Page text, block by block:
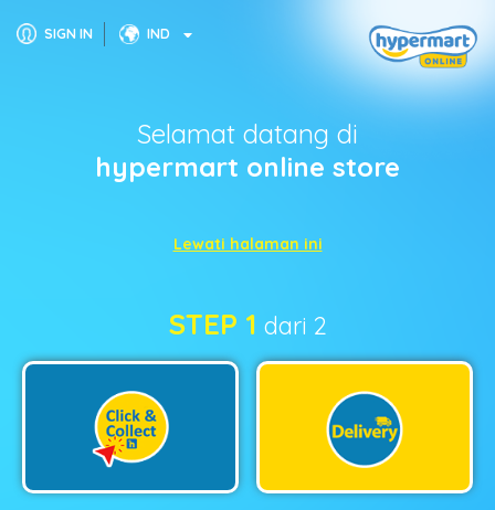
SIGN IN IND
Selamat datang di
hypermart online store
Lewati halaman ini
STEP 1 dari 2